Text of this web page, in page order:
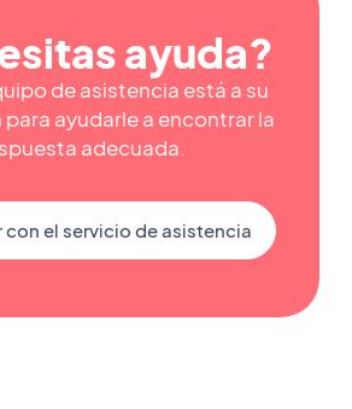
ayuda?
de asistencia está a su
ayudarle a encontrar la
adecuada.
el servicio de asistencia